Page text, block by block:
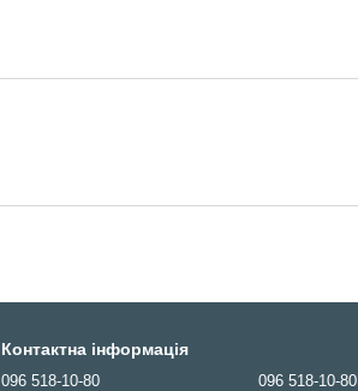
Контактна інформація
096 518-10-80
096 518-10-80